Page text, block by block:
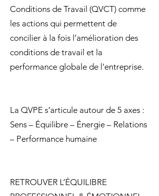
Conditions de Travail (QVCT) comme
les actions qui permettent de
concilier à la fois l’amélioration des
conditions de travail et la
performance globale de l'entreprise.
La QVPE s’articule autour de 5 axes :
Sens – Équilibre – Énergie – Relations
– Performance humaine
RETROUVER L’ÉQUILIBRE